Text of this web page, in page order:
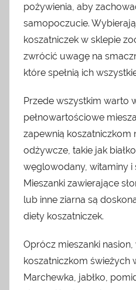
pożywienia, aby
samopoczucie.
koszatniczek w sklepie
zwrócić uwagę na
które spełnią ich
Przede wszystkim warto
pełnowartościowe
zapewnią koszatniczkom
odżywcze, takie jak
węglowodany, witaminy i
Mieszanki zawierające
lub inne ziarna są
diety koszatniczek.
Oprócz mieszanki
koszatniczkom świeżych
Marchewka, jabłko,